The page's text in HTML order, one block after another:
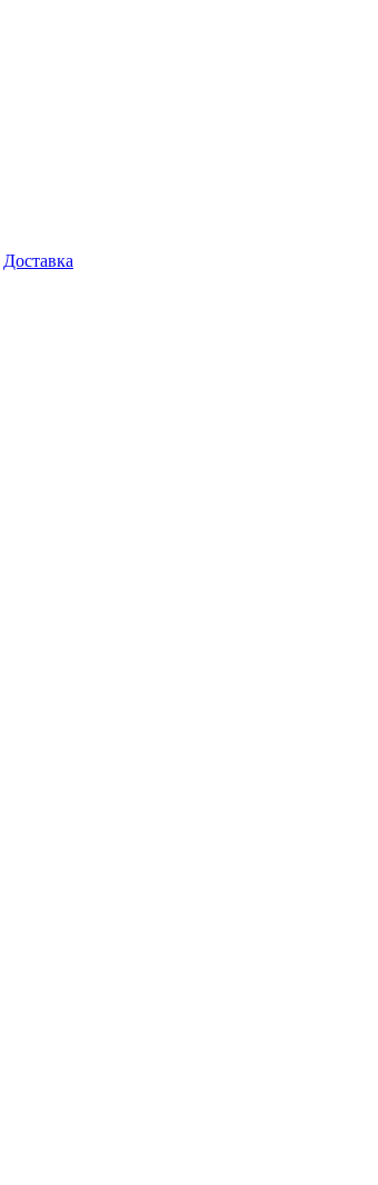
Доставка